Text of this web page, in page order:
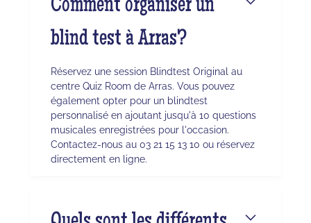
Comment organiser un
blind test à Arras?
Réservez une session Blindtest Original au
centre Quiz Room de Arras. Vous pouvez
également opter pour un blindtest
personnalisé en ajoutant jusqu'à 10 questions
musicales enregistrées pour l'occasion.
Contactez-nous au 03 21 15 13 10 ou réservez
directement en ligne.